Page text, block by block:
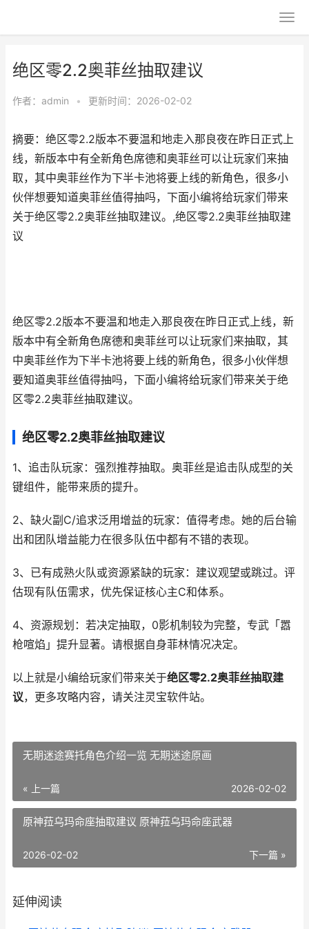
绝区零2.2奥菲丝抽取建议
作者： admin • 更新时间：2026-02-02
摘要：绝区零2.2版本不要温和地走入那良夜在昨日正式上
线，新版本中有全新角色席德和奥菲丝可以让玩家们来抽
取，其中奥菲丝作为下半卡池将要上线的新角色，很多小
伙伴想要知道奥菲丝值得抽吗，下面小编将给玩家们带来
关于绝区零2.2奥菲丝抽取建议。,绝区零2.2奥菲丝抽取建
议
绝区零2.2版本不要温和地走入那良夜在昨日正式上线，新
版本中有全新角色席德和奥菲丝可以让玩家们来抽取，其
中奥菲丝作为下半卡池将要上线的新角色，很多小伙伴想
要知道奥菲丝值得抽吗，下面小编将给玩家们带来关于绝
区零2.2奥菲丝抽取建议。
绝区零2.2奥菲丝抽取建议
1、追击队玩家：强烈推荐抽取。奥菲丝是追击队成型的关
键组件，能带来质的提升。
2、缺火副C/追求泛用增益的玩家：值得考虑。她的后台输
出和团队增益能力在很多队伍中都有不错的表现。
3、已有成熟火队或资源紧缺的玩家：建议观望或跳过。评
估现有队伍需求，优先保证核心主C和体系。
4、资源规划：若决定抽取，0影机制较为完整，专武「嚣
枪喧焰」提升显著。请根据自身菲林情况决定。
以上就是小编给玩家们带来关于绝区零2.2奥菲丝抽取建
议，更多攻略内容，请关注灵宝软件站。
无期迷途赛托角色介绍一览 无期迷途原画
« 上一篇 2026-02-02
原神菈乌玛命座抽取建议 原神菈乌玛命座武器
下一篇 »
2026-02-02
延伸阅读